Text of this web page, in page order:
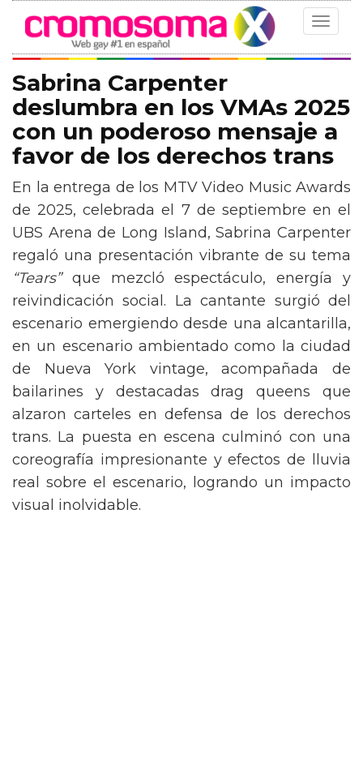
Toggle
Sabrina Carpenter
deslumbra en los VMAs 2025
con un poderoso mensaje a
favor de los derechos trans
En la entrega de los MTV Video Music Awards
de 2025, celebrada el 7 de septiembre en el
UBS Arena de Long Island, Sabrina Carpenter
regaló una presentación vibrante de su tema
“Tears”que mezcló espectáculo, energía y
reivindicación social. La cantante surgió del
escenario emergiendo desde una alcantarilla,
en un escenario ambientado como la ciudad
de Nueva York vintage, acompañada de
bailarines y destacadas drag queens que
alzaron carteles en defensa de los derechos
trans. La puesta en escena culminó con una
coreografía impresionante y efectos de lluvia
real sobre el escenario, logrando un impacto
visual inolvidable.